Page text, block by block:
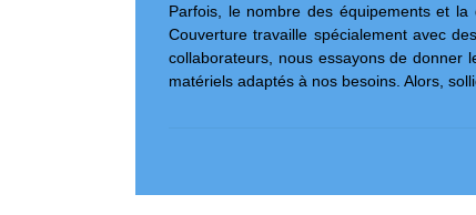
Parfois, le nombre des équipements et
Couverture travaille spécialement avec
collaborateurs, nous essayons de donner
matériels adaptés à nos besoins. Alors,